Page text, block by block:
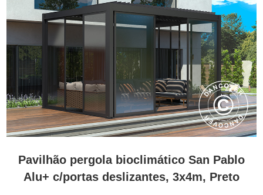
Pavilhão pergola bioclimático San Pablo
Alu+ c/portas deslizantes, 3x4m, Preto